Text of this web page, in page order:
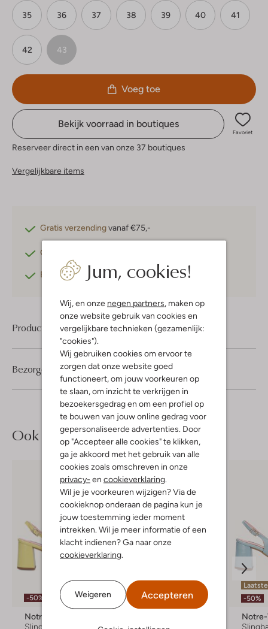
Jum, cookies!
Wij, en onze negen partners , maken op
onze website gebruik van cookies en
vergelijkbare technieken (gezamenlijk:
"cookies").
Wij gebruiken cookies om ervoor te
zorgen dat onze website goed
functioneert, om jouw voorkeuren op
te slaan, om inzicht te verkrijgen in
bezoekersgedrag en om een profiel op
te bouwen van jouw online gedrag voor
gepersonaliseerde advertenties. Door
op "Accepteer alle cookies" te klikken,
ga je akkoord met het gebruik van alle
cookies zoals omschreven in onze
privacy- en cookieverklaring
Wil je je voorkeuren wijzigen? Via de
cookieknop onderaan de pagina kun je
jouw toestemming ieder moment
intrekken. Wil je meer informatie of een
klacht indienen? Ga naar onze
cookieverklaring
Weigeren Accepteren
35 36 37 38 39 40 41
42 43
Voeg toe
Bekijk voorraad in boutiques
Favoriet
Reserveer direct in een van onze 37 boutiques
Vergelijkbare items
Gratis verzendingvanaf €75,-
Gratis retourneren
Betaal achterafmet Klarna
Product informatie
Bezorgen & retourneren
Ook iets voor jou?
-50%
Notre-V
Slingbacks
-50%
Slingbacks
-50%